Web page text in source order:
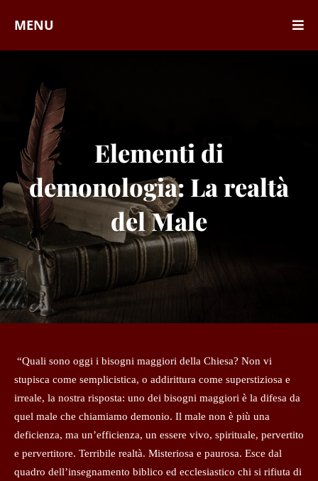
MENU
Elementi di
demonologia: La realtà
del Male
“Quali sono oggi i bisogni maggiori della Chiesa? Non vi
stupisca come semplicistica, o addirittura come superstiziosa e
irreale, la nostra risposta: uno dei bisogni maggiori è la difesa da
quel male che chiamiamo demonio. Il male non è più una
deficienza, ma un’efficienza, un essere vivo, spirituale, pervertito
e pervertitore. Terribile realtà. Misteriosa e paurosa. Esce dal
quadro dell’insegnamento biblico ed ecclesiastico chi si rifiuta di